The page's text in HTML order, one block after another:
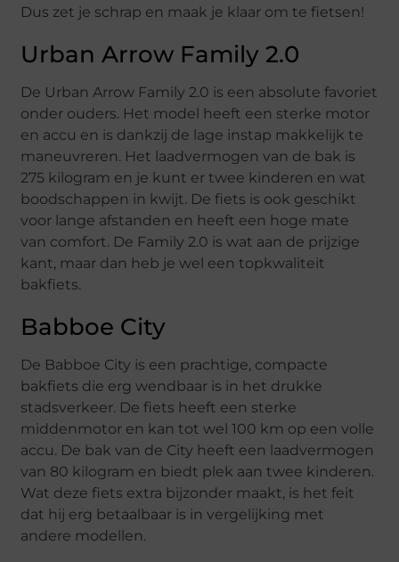
Dus zet je schrap en maak je klaar om te fietsen!
Urban Arrow Family 2.0
De Urban Arrow Family 2.0 is een absolute favoriet
onder ouders. Het model heeft een sterke motor
en accu en is dankzij de lage instap makkelijk te
maneuvreren. Het laadvermogen van de bak is
275 kilogram en je kunt er twee kinderen en wat
boodschappen in kwijt. De fiets is ook geschikt
voor lange afstanden en heeft een hoge mate
van comfort. De Family 2.0 is wat aan de prijzige
kant, maar dan heb je wel een topkwaliteit
bakfiets.
Babboe City
De Babboe City is een prachtige, compacte
bakfiets die erg wendbaar is in het drukke
stadsverkeer. De fiets heeft een sterke
middenmotor en kan tot wel 100 km op een volle
accu. De bak van de City heeft een laadvermogen
van 80 kilogram en biedt plek aan twee kinderen.
Wat deze fiets extra bijzonder maakt, is het feit
dat hij erg betaalbaar is in vergelijking met
andere modellen.